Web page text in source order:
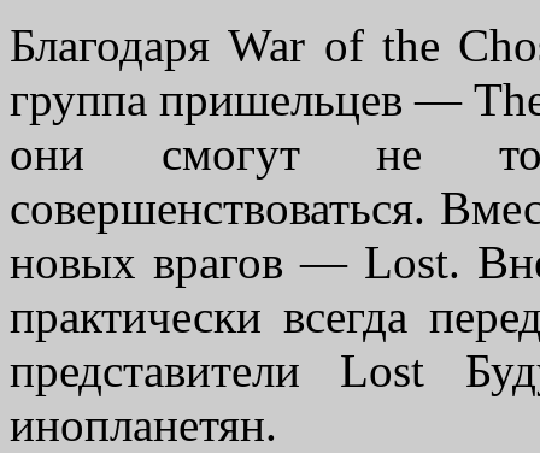
Благодаря War of the
группа пришельцев —
они смогут не
совершенствоваться.
новых врагов — Lost.
практически всегда
представители Lost
инопланетян.